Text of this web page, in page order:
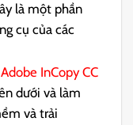
là một phần
cụ của các
Adobe InCopy CC
dưới và làm
và trải